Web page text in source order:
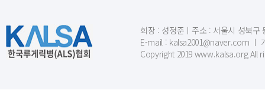
회장 : 성정준ㅣ주소 : 서울시 성북구
E-mail : kalsa2001@naver.com ㅣ
Copyright 2019 www.kalsa.org All